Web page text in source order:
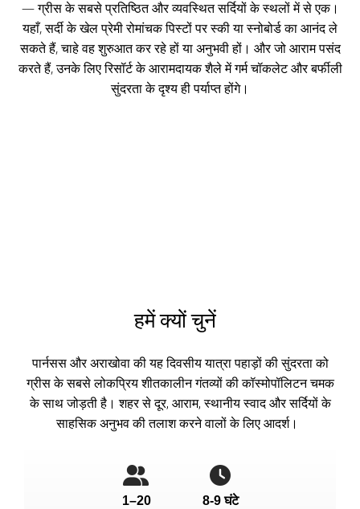
— ग्रीस के सबसे प्रतिष्ठित और व्यवस्थित सर्दियों के स्थलों में से एक।
यहाँ, सर्दी के खेल प्रेमी रोमांचक पिस्टों पर स्की या स्नोबोर्ड का आनंद ले
सकते हैं, चाहे वह शुरुआत कर रहे हों या अनुभवी हों। और जो आराम पसंद
करते हैं, उनके लिए रिसॉर्ट के आरामदायक शैले में गर्म चॉकलेट और बर्फीली
सुंदरता के दृश्य ही पर्याप्त होंगे।
हमें क्यों चुनें
पार्नसस और अराखोवा की यह दिवसीय यात्रा पहाड़ों की सुंदरता को
ग्रीस के सबसे लोकप्रिय शीतकालीन गंतव्यों की कॉस्मोपॉलिटन चमक
के साथ जोड़ती है। शहर से दूर, आराम, स्थानीय स्वाद और सर्दियों के
साहसिक अनुभव की तलाश करने वालों के लिए आदर्श।
1–20 8-9 घंटे